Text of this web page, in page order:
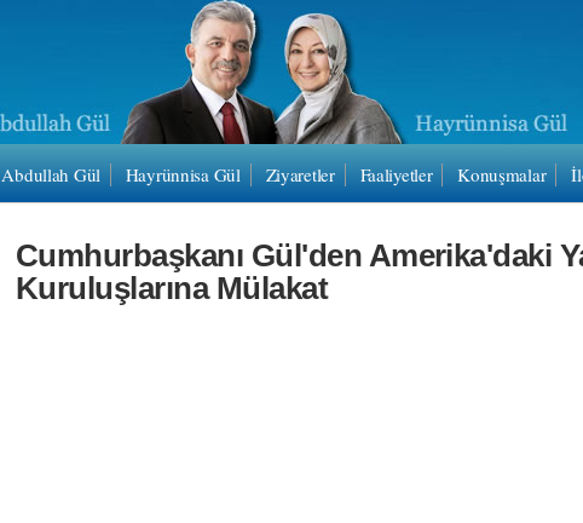
Abdullah Gül Hayrünnisa Gül Ziyaretler Faaliyetler Konuşmalar
Cumhurbaşkanı Gül'den Amerika'daki
Kuruluşlarına Mülakat